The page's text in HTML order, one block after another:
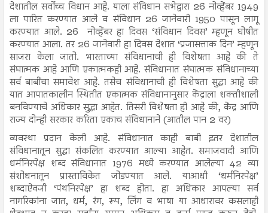
देशातील सर्वोच्च विधान आहे. याला संविधान सभेद्वारा 26 नोव्हेंबर 1949
ला पारित करण्यात आले व संविधान 26 जानेवारी 1950 पासून लागू
करण्यात आले. 26 नोव्हेंबर हा दिवस ‘संविधान दिवस’ म्हणून घोषीत
करण्यात आला. तर 26 जानेवारी हा दिवस देशात ‘प्रजासत्ताक दिन’ म्हणून
साजरा केला जातो. भारताच्या संविधानाची ही विशेषता आहे की ते
संघात्मक आहे आणि एकात्मकही आहे. संविधानात संघात्मक संविधानाच्या
सर्व बाबींचा समावेश आहे. तसेच संविधानाची ही विशेषता सुद्धा आहे की
यात आपातकालीन स्थितीत एकात्मक संविधानानुसार केंद्राला शक्तीशाली
बनविण्याचे अधिकार सुद्धा आहेत. तिसरी विशेषता ही आहे की, केंद्र आणि
राज्य दोन्ही सरकार करिता एकाच संविधानाने (आतील पान 2 वर)
व्यवस्था प्रदान केली आहे. संविधानात काही बाबी इतर देशातील
संविधानातून सुद्धा संकलित करण्यात आल्या आहेत. समाजवादी आणि
धर्मनिरपेक्ष शब्द संविधानात 1976 मध्ये करण्यात आलेल्या 42 व्या
संशोधनातून प्रास्ताविकेत जोडण्यात आले. याआधी ‘धर्मनिरपेक्ष’
शब्दाऐवजी ‘पंथनिरपेक्ष’ हा शब्द होता. हा अधिकार आपल्या सर्व
नागरिकांना जात, धर्म, रंग, रूप, लिंग व भाषा या आधारावर कसलाही